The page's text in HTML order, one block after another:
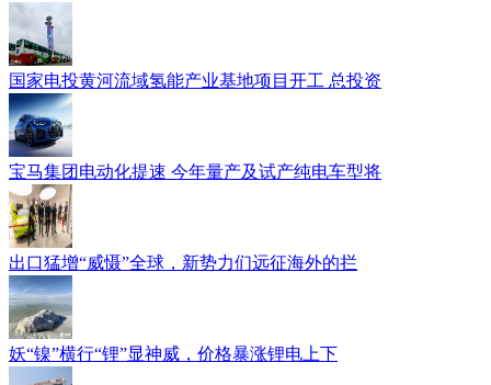
国家电投黄河流域氢能产业基地项目开工 总投资
宝马集团电动化提速 今年量产及试产纯电车型将
出口猛增“威慑”全球，新势力们远征海外的拦
妖“镍”横行“锂”显神威，价格暴涨锂电上下